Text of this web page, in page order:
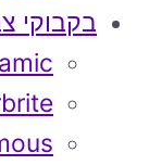
בקבוקי